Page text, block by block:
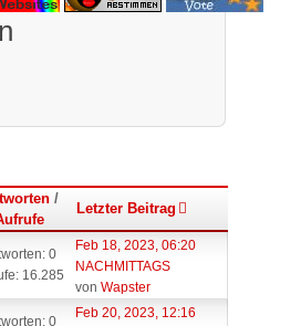
/
Letzter Beitrag
0
16.285
Feb 18, 2023, 06:20
NACHMITTAGS
vonWapster
0
Feb 20, 2023, 12:16